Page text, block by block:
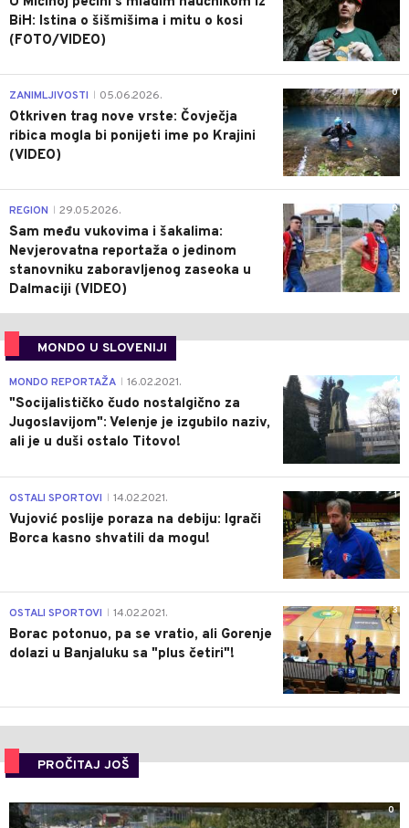
BiH: Istina o šišmišima i mitu o kosi
(FOTO/VIDEO)
0
ZANIMLJIVOSTI 05.06.2026.
Otkriven trag nove vrste: Čovječja
ribica mogla bi ponijeti ime po Krajini
(VIDEO)
0
REGION 29.05.2026.
Sam među vukovima i šakalima:
Nevjerovatna reportaža o jedinom
stanovniku zaboravljenog zaseoka u
Dalmaciji (VIDEO)
MONDO U SLOVENIJI
4
MONDO REPORTAŽA 16.02.2021.
"Socijalističko čudo nostalgično za
Jugoslavijom": Velenje je izgubilo naziv,
ali je u duši ostalo Titovo!
1
OSTALI SPORTOVI 14.02.2021.
Vujović poslije poraza na debiju: Igrači
Borca kasno shvatili da mogu!
3
OSTALI SPORTOVI 14.02.2021.
Borac potonuo, pa se vratio, ali Gorenje
dolazi u Banjaluku sa "plus četiri"!
PROČITAJ JOŠ
0